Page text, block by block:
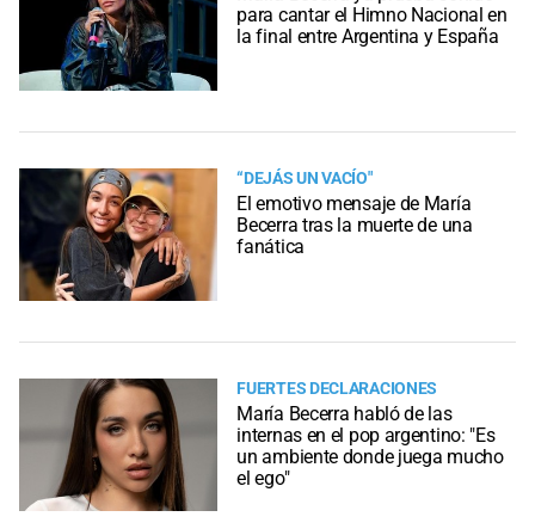
para cantar el Himno Nacional en
la final entre Argentina y España
“DEJÁS UN VACÍO"
El emotivo mensaje de María
Becerra tras la muerte de una
fanática
FUERTES DECLARACIONES
María Becerra habló de las
internas en el pop argentino: "Es
un ambiente donde juega mucho
el ego"